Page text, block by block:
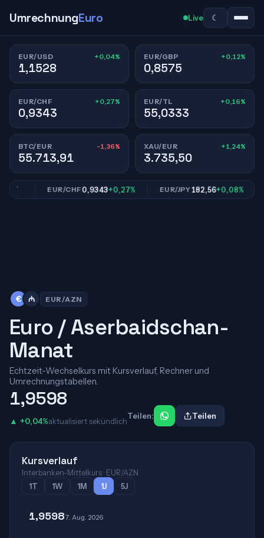
UmrechnungEuro Live ☾
EUR/USD +0,04%
1,1528
EUR/GBP +0,12%
0,8575
EUR/CHF +0,27%
0,9343
EUR/TL +0,16%
55,0333
BTC/EUR -1,36%
55.713,91
XAU/EUR +1,24%
3.735,50
EUR/CHF0,9343+0,27% EUR/JPY182,56+0,08%
€ ₼ EUR/AZN
Euro / Aserbaidschan-
Manat
Echtzeit-Wechselkurs mit Kursverlauf, Rechner und
Umrechnungstabellen.
1,9598
▲ +0,04%aktualisiert sekündlich
Teilen: Teilen
Kursverlauf
Interbanken-Mittelkurs · EUR/AZN
1T
1W 1M 1J 5J
1,95987. Aug. 2026